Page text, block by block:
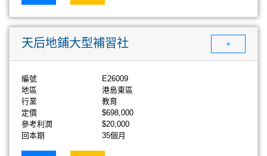
天后地鋪大型補習社 +
編號
E26009
地區
港島東區
行業
教育
定價
$698,000
參考利潤
$20,000
回本期
35個月